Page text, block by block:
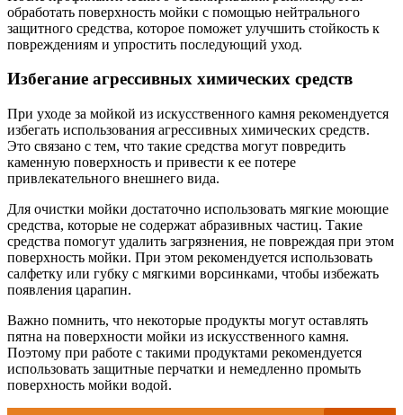
обработать поверхность мойки с помощью нейтрального
защитного средства, которое поможет улучшить стойкость к
повреждениям и упростить последующий уход.
Избегание агрессивных химических средств
При уходе за мойкой из искусственного камня рекомендуется
избегать использования агрессивных химических средств.
Это связано с тем, что такие средства могут повредить
каменную поверхность и привести к ее потере
привлекательного внешнего вида.
Для очистки мойки достаточно использовать мягкие моющие
средства, которые не содержат абразивных частиц. Такие
средства помогут удалить загрязнения, не повреждая при этом
поверхность мойки. При этом рекомендуется использовать
салфетку или губку с мягкими ворсинками, чтобы избежать
появления царапин.
Важно помнить, что некоторые продукты могут оставлять
пятна на поверхности мойки из искусственного камня.
Поэтому при работе с такими продуктами рекомендуется
использовать защитные перчатки и немедленно промыть
поверхность мойки водой.